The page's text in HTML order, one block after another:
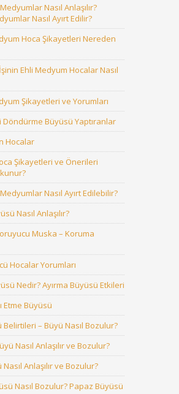
Medyumlar Nasıl Anlaşılır?
Nasıl Ayırt Edilir?
Hoca Şikayetleri Nereden
Ehli Medyum Hocalar Nasıl
Şikayetleri ve Yorumları
Döndürme Büyüsü Yaptıranlar
Hocalar
Şikayetleri ve Önerileri
Medyumlar Nasıl Ayırt Edilebilir?
Nasıl Anlaşılır?
Muska – Koruma
Hocalar Yorumları
Nedir? Ayırma Büyüsü Etkileri
Etme Büyüsü
Belirtileri – Büyü Nasıl Bozulur?
Nasıl Anlaşılır ve Bozulur?
Anlaşılır ve Bozulur?
Nasıl Bozulur? Papaz Büyüsü